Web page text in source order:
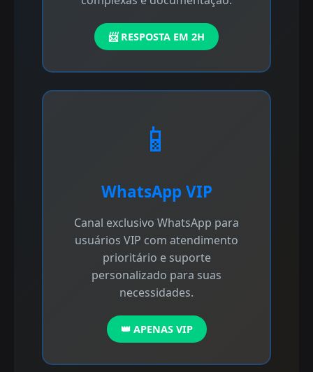
📨 RESPOSTA EM 2H
📱
WhatsApp VIP
Canal exclusivo WhatsApp para
usuários VIP com atendimento
prioritário e suporte
personalizado para suas
necessidades.
👑 APENAS VIP